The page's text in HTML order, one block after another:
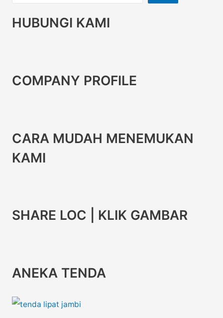
HUBUNGI KAMI
COMPANY PROFILE
CARA MUDAH MENEMUKAN
KAMI
SHARE LOC | KLIK GAMBAR
ANEKA TENDA